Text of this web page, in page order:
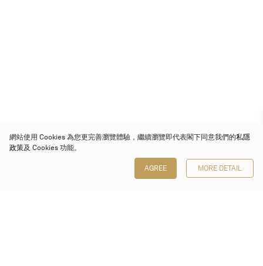
網站使用 Cookies 為您更完善瀏覽體驗，繼續瀏覽即代表閣下同意我們的私隱
政策及 Cookies 功能。
AGREE MORE DETAIL